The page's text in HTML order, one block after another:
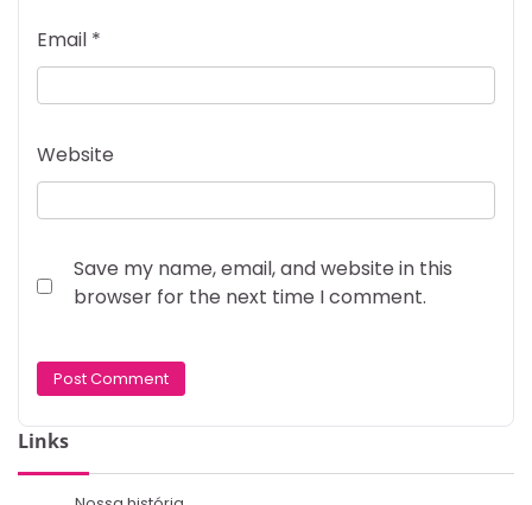
Email *
Website
Save my name, email, and website in this
browser for the next time I comment.
Links